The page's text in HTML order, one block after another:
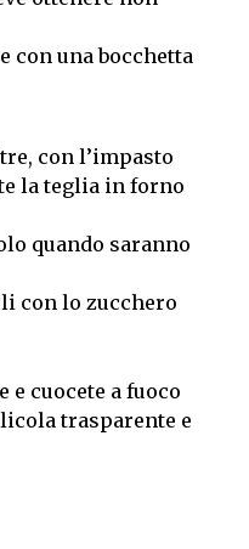
con una bocchetta
con l’impasto
la teglia in forno
quando saranno
con lo zucchero
cuocete a fuoco
trasparente e